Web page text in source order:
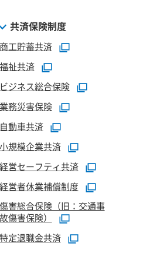
共済保険制度
商工貯蓄共済
福祉共済
ビジネス総合保険
業務災害保険
自動車共済
小規模企業共済
経営セーフティ共済
経営者休業補償制度
傷害総合保険（旧：交通事
故傷害保険）
特定退職金共済